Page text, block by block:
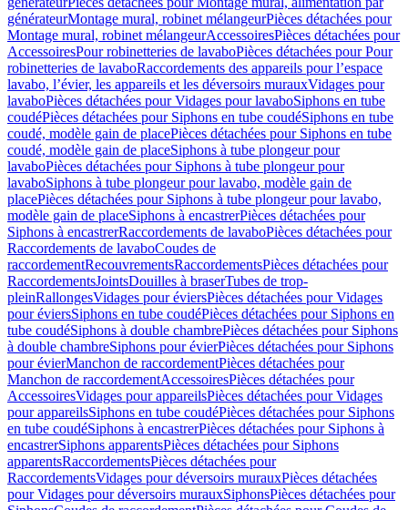
générateurMontage mural, robinet mélangeurPièces détachées pour
Montage mural, robinet mélangeurAccessoiresPièces détachées pour
AccessoiresPour robinetteries de lavaboPièces détachées pour Pour
robinetteries de lavaboRaccordements des appareils pour l’espace
lavabo, l’évier, les appareils et les déversoirs murauxVidages pour
lavaboPièces détachées pour Vidages pour lavaboSiphons en tube
coudéPièces détachées pour Siphons en tube coudéSiphons en tube
coudé, modèle gain de placePièces détachées pour Siphons en tube
coudé, modèle gain de placeSiphons à tube plongeur pour
lavaboPièces détachées pour Siphons à tube plongeur pour
lavaboSiphons à tube plongeur pour lavabo, modèle gain de
placePièces détachées pour Siphons à tube plongeur pour lavabo,
modèle gain de placeSiphons à encastrerPièces détachées pour
Siphons à encastrerRaccordements de lavaboPièces détachées pour
Raccordements de lavaboCoudes de
raccordementRecouvrementsRaccordementsPièces détachées pour
RaccordementsJointsDouilles à braserTubes de trop-
pleinRallongesVidages pour éviersPièces détachées pour Vidages
pour éviersSiphons en tube coudéPièces détachées pour Siphons en
tube coudéSiphons à double chambrePièces détachées pour Siphons
à double chambreSiphons pour évierPièces détachées pour Siphons
pour évierManchon de raccordementPièces détachées pour
Manchon de raccordementAccessoiresPièces détachées pour
AccessoiresVidages pour appareilsPièces détachées pour Vidages
pour appareilsSiphons en tube coudéPièces détachées pour Siphons
en tube coudéSiphons à encastrerPièces détachées pour Siphons à
encastrerSiphons apparentsPièces détachées pour Siphons
apparentsRaccordementsPièces détachées pour
RaccordementsVidages pour déversoirs murauxPièces détachées
pour Vidages pour déversoirs murauxSiphonsPièces détachées pour